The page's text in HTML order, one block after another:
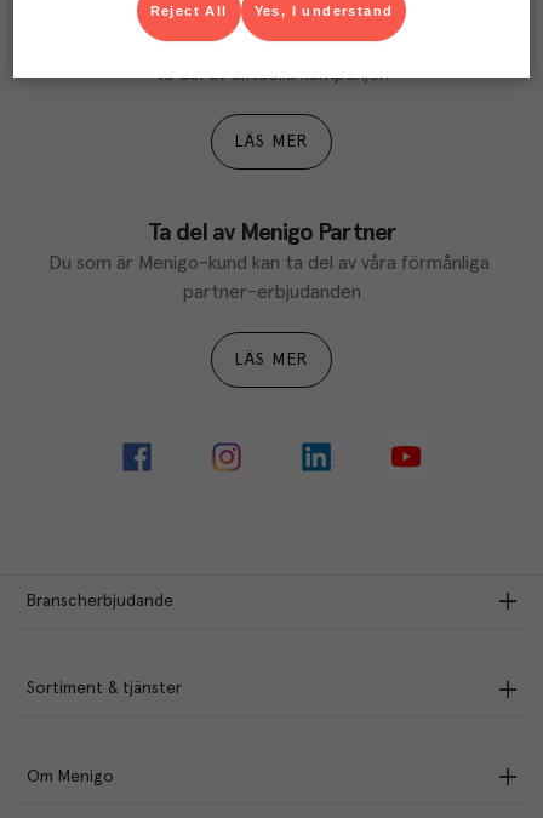
Våra kundtidningar
Läs inspirerande reportage, matnyttiga artiklar och
ta del av aktuella kampanjer.
LÄS MER
Ta del av Menigo Partner
Du som är Menigo-kund kan ta del av våra förmånliga
partner-erbjudanden
LÄS MER
Branscherbjudande
Sortiment & tjänster
Om Menigo
Yes, I understand
Reject All